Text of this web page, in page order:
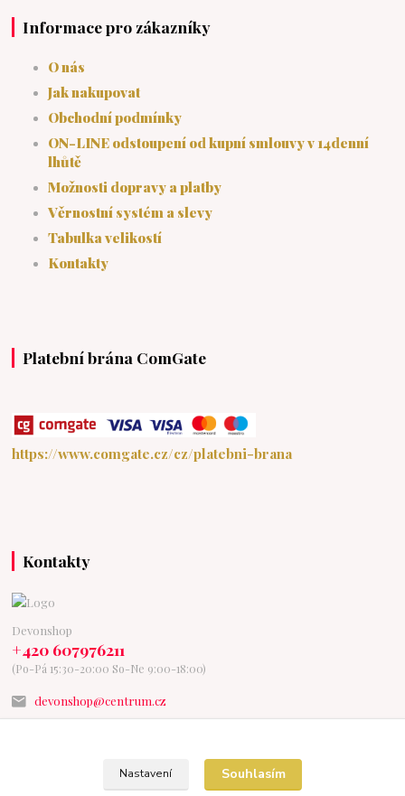
Informace pro zákazníky
O nás
Jak nakupovat
Obchodní podmínky
ON-LINE odstoupení od kupní smlouvy v 14denní
lhůtě
Možnosti dopravy a platby
Věrnostní systém a slevy
Tabulka velikostí
Kontakty
Platební brána ComGate
https://www.comgate.cz/cz/platebni-brana
Kontakty
Devonshop
+420 607976211
(Po-Pá 15:30-20:00 So-Ne 9:00-18:00)
devonshop@centrum.cz
Nastavení Souhlasím